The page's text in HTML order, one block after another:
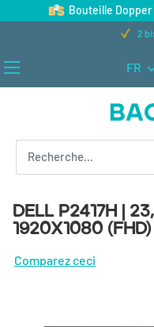
Passer au contenuBouteille
Back in
FR
Dell P2417H |
1920x1080 (FHD)
Comparez ceci